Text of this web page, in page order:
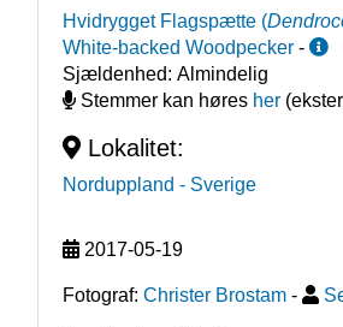
Hvidrygget Flagspætte (
White-backed Woodpecker -
Sjældenhed: Almindelig
Stemmer kan høres her
Lokalitet:
Norduppland - Sverige
2017-05-19
Fotograf: Christer Brostam -